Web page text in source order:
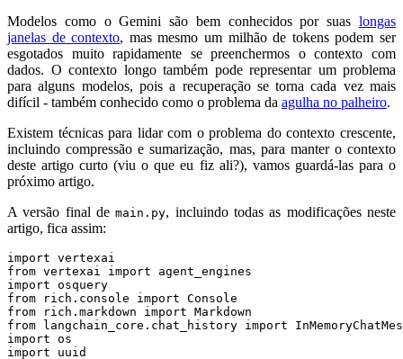
Modelos como o Gemini são bem conhecidos por suas longas
janelas de contexto, mas mesmo um milhão de tokens podem ser
esgotados muito rapidamente se preenchermos o contexto com
dados. O contexto longo também pode representar um problema
para alguns modelos, pois a recuperação se torna cada vez mais
difícil - também conhecido como o problema da agulha no palheiro.
Existem técnicas para lidar com o problema do contexto crescente,
incluindo compressão e sumarização, mas, para manter o contexto
deste artigo curto (viu o que eu fiz ali?), vamos guardá-las para o
próximo artigo.
A versão final demain.py, incluindo todas as modificações neste
artigo, fica assim:
import vertexai
from vertexai import
agent_engines
import osquery
from
rich.console import Console
from
rich.markdown import Markdown
from
langchain_core.chat_history import
import os
import
uuid